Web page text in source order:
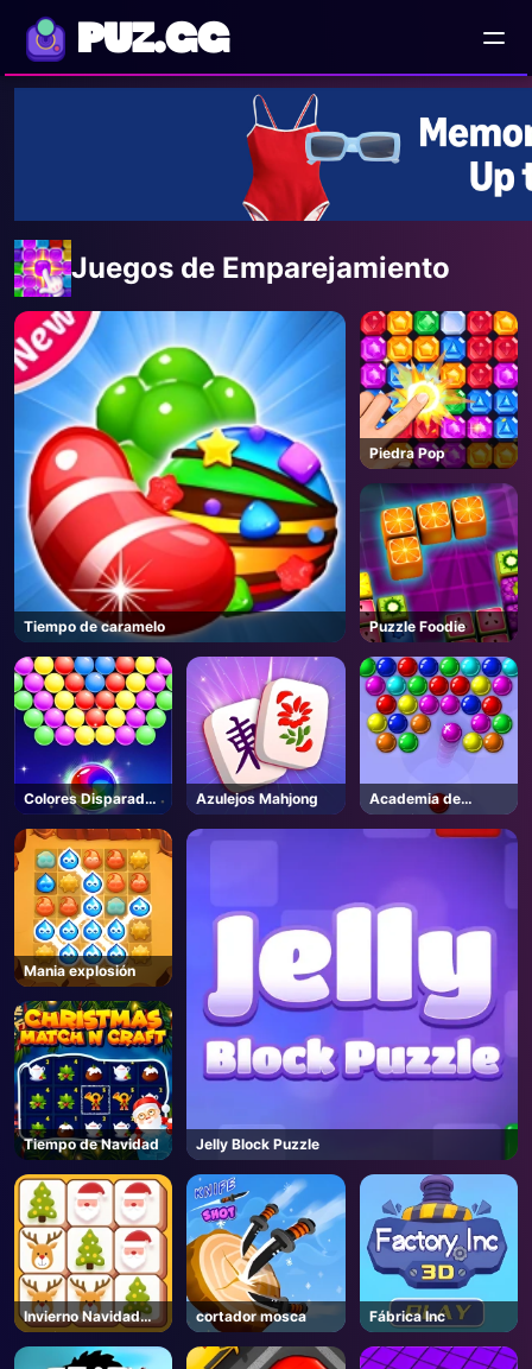
PUZ.GG
Juegos de Emparejamiento
Tiempo de caramelo
Piedra Pop
Puzzle Foodie
Colores Disparador
de burbujas
Azulejos Mahjong
Academia de
Burbujas
Mania explosión
Jelly Block Puzzle
Tiempo de Navidad
Invierno Navidad
Mahjong
cortador mosca Fábrica Inc